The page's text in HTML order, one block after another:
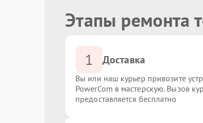
Этапы ремонта
1 Доставка
Вы или наш курьер привозите
PowerCom в мастерскую. Вызов
предоставляется бесплатно